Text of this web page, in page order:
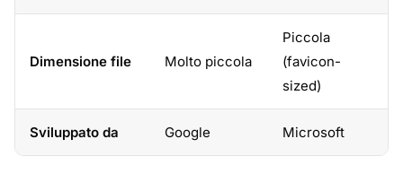
Dimensione file Molto piccola
Piccola
(favicon-
sized)
Sviluppato da Google Microsoft